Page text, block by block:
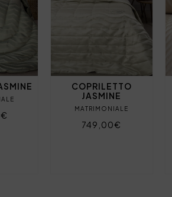
COPRILETTO
JASMINE
MATRIMONIALE
749,00€